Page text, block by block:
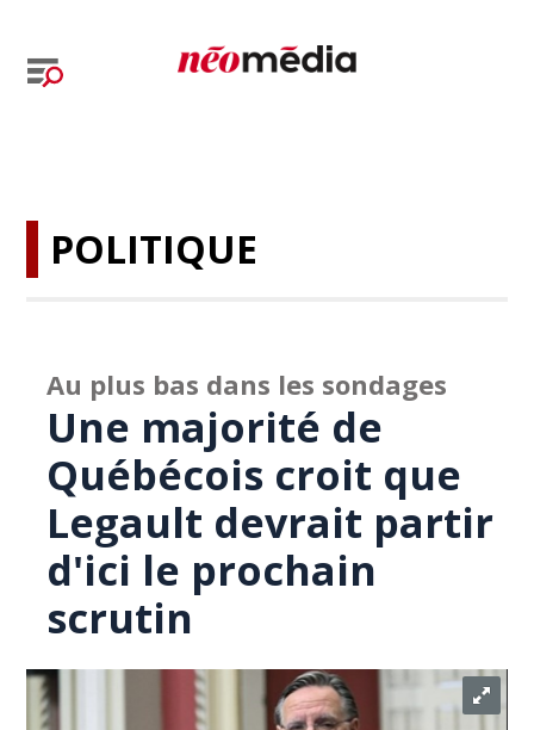
POLITIQUE
Au plus bas dans les sondages
Une majorité de
Québécois croit que
Legault devrait partir
d'ici le prochain
scrutin